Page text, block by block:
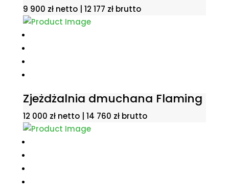
9 900 zł netto | 12 177 złbrutto
Zjeżdżalnia dmuchana Flaming
12 000 zł netto | 14 760 złbrutto